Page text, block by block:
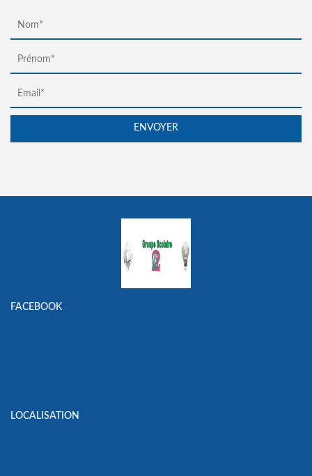
FACEBOOK
LOCALISATION